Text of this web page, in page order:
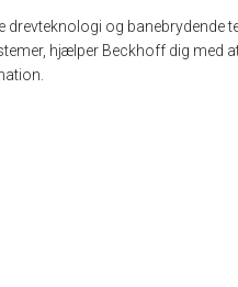
drevteknologi og
hjælper Beckhoff dig med